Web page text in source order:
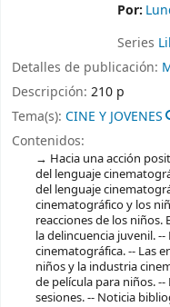
Por:
Series
Detalles de publicación:
Descripción: 210 p
Tema(s): CINE Y JOVENES
Contenidos:
Hacia una acción
del lenguaje
del lenguaje
cinematográfico y los
reacciones de los niños.
la delincuencia juvenil. --
cinematográfica. -- Las
niños y la industria
de película para niños.
sesiones. -- Noticia